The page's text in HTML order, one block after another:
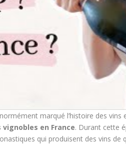
marqué l’histoire des
en France. Durant cette
qui produisent des vins de